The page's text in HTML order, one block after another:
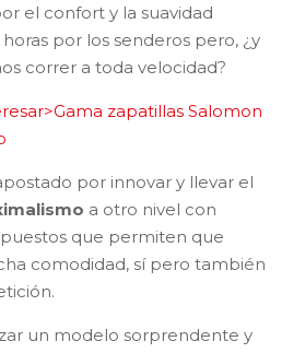
el confort y la suavidad
por los senderos pero, ¿y
correr a toda velocidad?
zapatillas Salomon
por innovar y llevar el
a otro nivel con
que permiten que
comodidad, sí pero también
un modelo sorprendente y